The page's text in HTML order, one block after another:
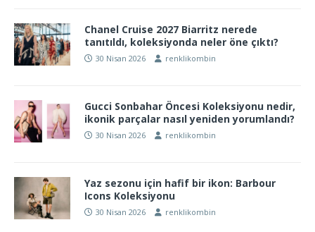
Chanel Cruise 2027 Biarritz nerede
tanıtıldı, koleksiyonda neler öne çıktı?
30 Nisan 2026 renklikombin
Gucci Sonbahar Öncesi Koleksiyonu nedir,
ikonik parçalar nasıl yeniden yorumlandı?
30 Nisan 2026 renklikombin
Yaz sezonu için hafif bir ikon: Barbour
Icons Koleksiyonu
30 Nisan 2026 renklikombin